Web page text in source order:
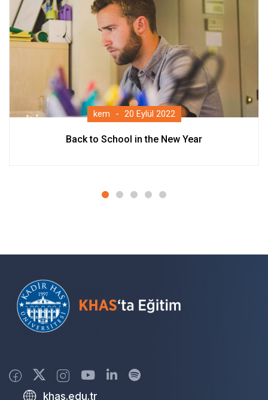
kem 20 Eylül 2022
Back to School in the New Year
khas.edu.tr